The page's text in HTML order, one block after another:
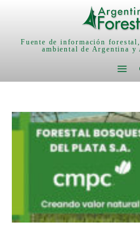
Fuente de información
ambiental de Argentina y